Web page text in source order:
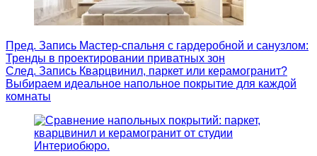
Пред. Запись Мастер-спальня с гардеробной и санузлом:
Тренды в проектировании приватных зон
След. Запись Кварцвинил, паркет или керамогранит?
Выбираем идеальное напольное покрытие для каждой
комнаты